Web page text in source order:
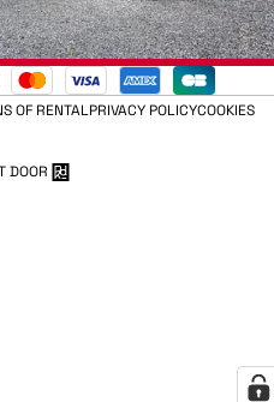
OF RENTALPRIVACY POLICYCOOKIES
DOOR